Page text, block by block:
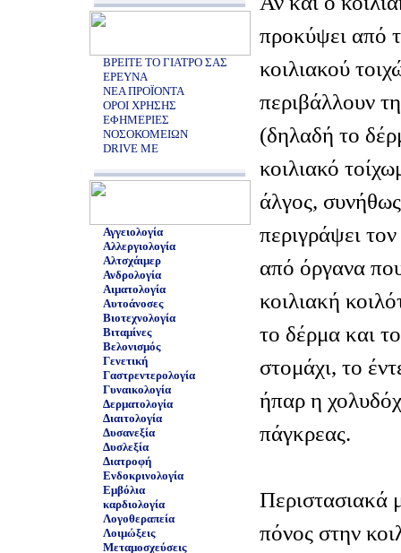
ΒΡΕΙΤΕ ΤΟ ΓΙΑΤΡΟ ΣΑΣ
ΕΡΕΥΝΑ
ΝΕΑ ΠΡΟΪΟΝΤΑ
ΟΡΟΙ ΧΡΗΣΗΣ
ΕΦΗΜΕΡΙΕΣ
ΝΟΣΟΚΟΜΕΙΩΝ
DRIVE ME
Αγγειολογία
Αλλεργιολογία
Αλτσχάιμερ
Ανδρολογία
Αιματολογία
Αυτοάνοσες
Βιοτεχνολογία
Βιταμίνες
Βελονισμός
Γενετική
Γαστρεντερολογία
Γυναικολογία
Δερματολογία
Διαιτολογία
Δυσανεξία
Δυσλεξία
Διατροφή
Ενδοκρινολογία
Εμβόλια
καρδιολογία
Λογοθεραπεία
Λοιμώξεις
Μεταμοσχεύσεις
προκύψει από
κοιλιακού
περιβάλλουν
(δηλαδή το
κοιλιακό
άλγος, συνήθως
περιγράψει
από όργανα
κοιλιακή
το δέρμα και
στομάχι, το
ήπαρ η
πάγκρεας.
Περιστασιακά
πόνος στην